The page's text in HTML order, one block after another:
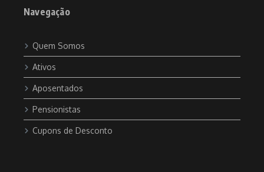
Navegação
Quem Somos
Ativos
Aposentados
Pensionistas
Cupons de Desconto